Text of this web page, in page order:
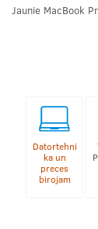
Jaunie MacBook
Datortehni
ka un
preces
birojam